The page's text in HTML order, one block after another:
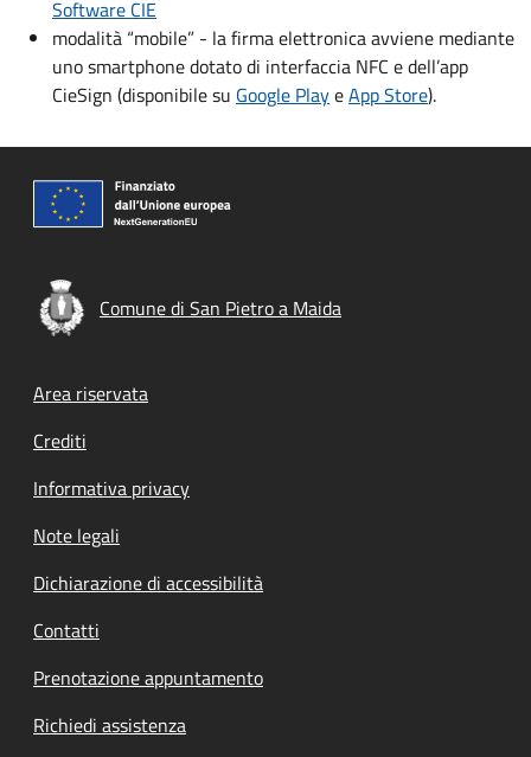
Software CIE
modalità “mobile” - la firma elettronica avviene mediante
uno smartphone dotato di interfaccia NFC e dell’app
CieSign (disponibile su Google PlayeApp Store).
Comune di San Pietro a Maida
Footer menu
Area riservata
Crediti
Informativa privacy
Note legali
Dichiarazione di accessibilità
Contatti
Prenotazione appuntamento
Richiedi assistenza